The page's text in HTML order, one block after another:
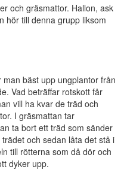
och gräsmattor. Hallon, ask
hör till denna grupp liksom
bäst upp ungplantor från
Vad beträffar rotskott får
vill ha kvar de träd och
I gräsmattan tar
ta bort ett träd som sänder
och sedan låta det stå i
till rötterna som då dör och
dyker upp.